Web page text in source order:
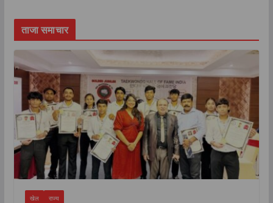
ताजा समाचार
खेल राज्य